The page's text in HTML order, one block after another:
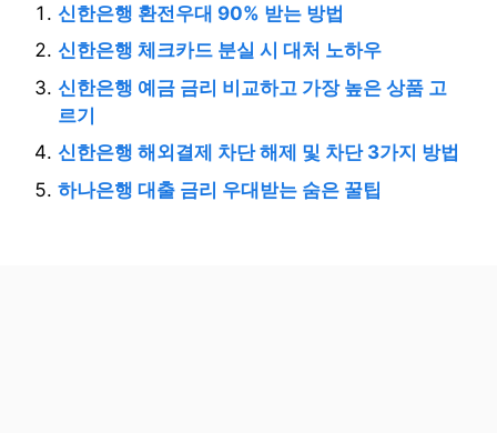
신한은행 환전우대 90% 받는 방법
신한은행 체크카드 분실 시 대처 노하우
신한은행 예금 금리 비교하고 가장 높은 상품 고
르기
신한은행 해외결제 차단 해제 및 차단 3가지 방법
하나은행 대출 금리 우대받는 숨은 꿀팁